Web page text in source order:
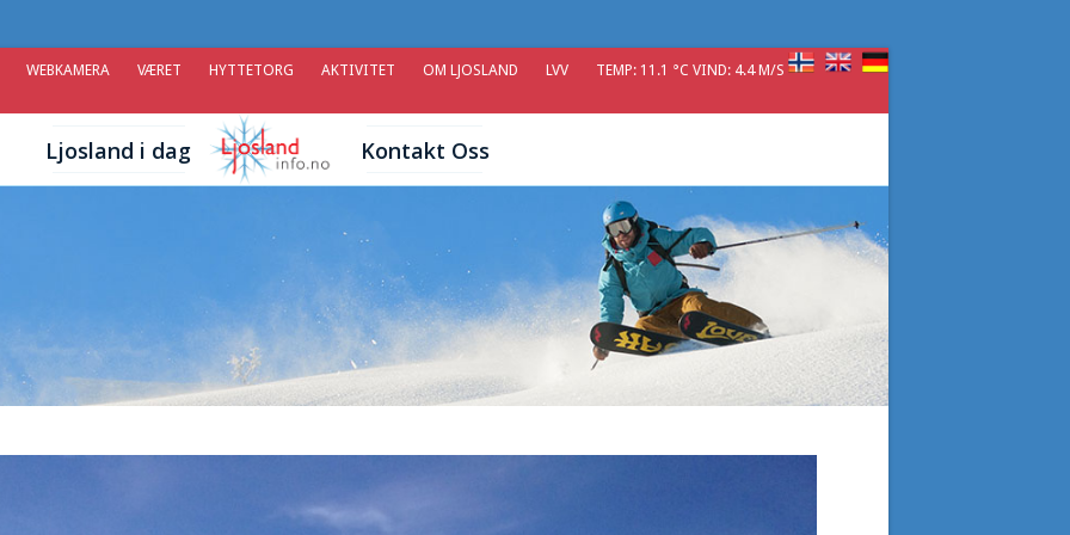
WEBKAMERA VÆRET HYTTETORG AKTIVITET OM LJOSLAND LVV TEMP: 11.1 °C VIND: 4.4 M/S
Ljosland i dag Kontakt Oss